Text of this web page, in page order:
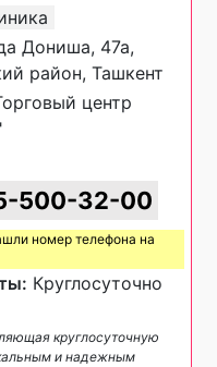
Дониша, 47а,
район, Ташкент
центр
500-32-00
номер телефона на
Круглосуточно
круглосуточную
и надежным